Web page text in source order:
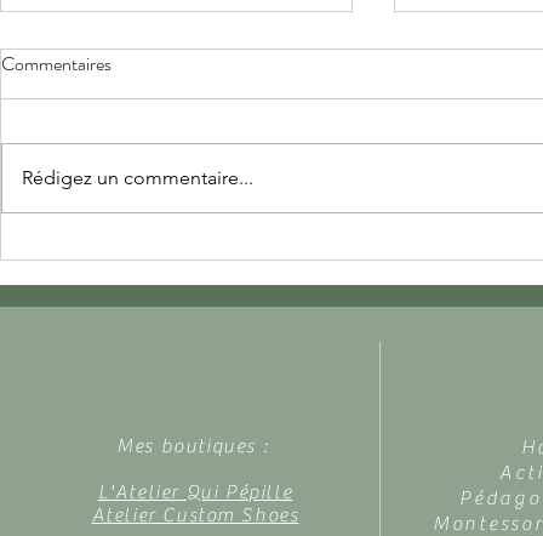
Une fête d'anniversaire pour ses 6
ans (thème la forêt des fées)
Commentaires
Rédigez un commentaire...
Mes boutiques :
L'Atelier Qui Pépille
Atelier Custom Shoes